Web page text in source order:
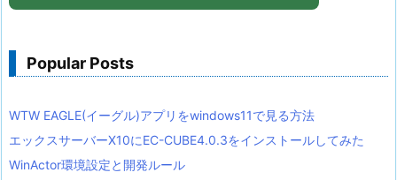
Popular Posts
WTW EAGLE(イーグル)アプリをwindows11で見る方法
エックスサーバーX10にEC-CUBE4.0.3をインストールしてみた
WinActor環境設定と開発ルール